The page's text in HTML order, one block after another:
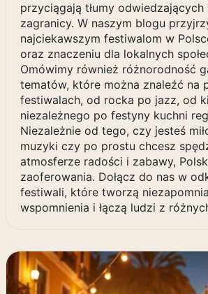
przyciągają tłumy odwiedzających
zagranicy. W naszym blogu
najciekawszym festiwalom w
oraz znaczeniu dla lokalnych
Omówimy również różnorodność
tematów, które można znaleźć na
festiwalach, od rocka po jazz, od
niezależnego po festyny kuchni
Niezależnie od tego, czy jesteś
muzyki czy po prostu chcesz
atmosferze radości i zabawy,
zaoferowania. Dołącz do nas w
festiwali, które tworzą
wspomnienia i łączą ludzi z